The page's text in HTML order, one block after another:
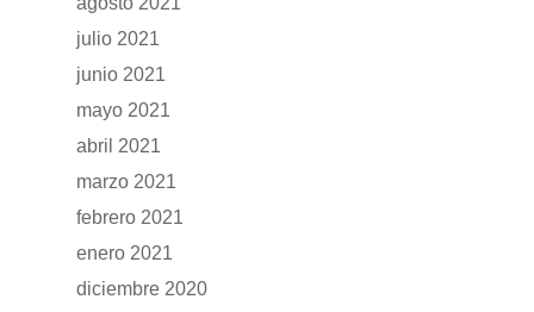
julio 2021
junio 2021
mayo 2021
abril 2021
marzo 2021
febrero 2021
enero 2021
diciembre 2020